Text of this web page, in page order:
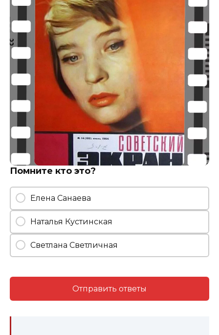
Помните кто это?
Елена Санаева
Наталья Кустинская
Светлана Светличная
Отправить ответы